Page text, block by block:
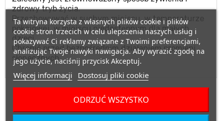
zdrowy tryb życia.
Przechowywać w suchym miejscu, w temperaturze
pokojowej, w miejscu niedostępnym dla małych
dzieci.
Chronić przed bezpośrednim działaniem promieni
słonecznych.
ZOBACZ TAKŻE
Ta witryna korzysta z własnych plików cookie i plików
cookie stron trzecich w celu ulepszenia naszych usług i
pokazywać Ci reklamy związane z Twoimi preferencjami,
analizując Twoje nawyki nawigacja. Aby wyrazić zgodę na
jego użycie, naciśnij przycisk Akceptuj.
Więcej informacji Dostosuj pliki cookie
ODRZUĆ WSZYSTKO